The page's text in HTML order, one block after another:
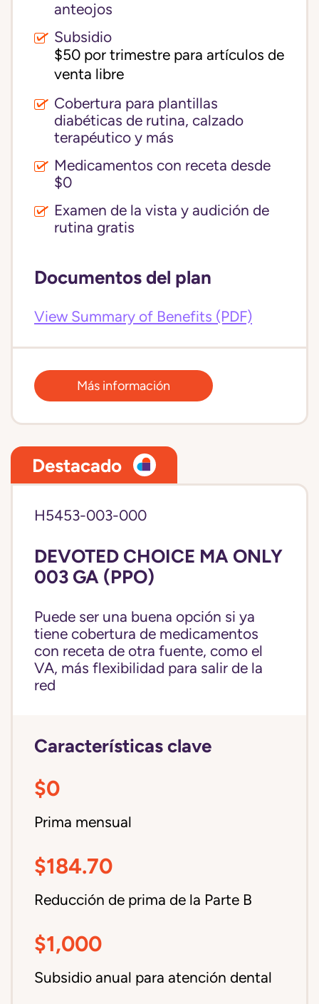
anteojos
Subsidio
$50 por trimestre para artículos de
venta libre
Cobertura para plantillas
diabéticas de rutina, calzado
terapéutico y más
Medicamentos con receta desde
$0
Examen de la vista y audición de
rutina gratis
Documentos del plan
View Summary of Benefits (PDF)
Más información
Destacado
H5453-003-000
DEVOTED CHOICE MA ONLY
003 GA (PPO)
Puede ser una buena opción si ya
tiene cobertura de medicamentos
con receta de otra fuente, como el
VA, más flexibilidad para salir de la
red
Características clave
$0
Prima mensual
$184.70
Reducción de prima de la Parte B
$1,000
Subsidio anual para atención dental